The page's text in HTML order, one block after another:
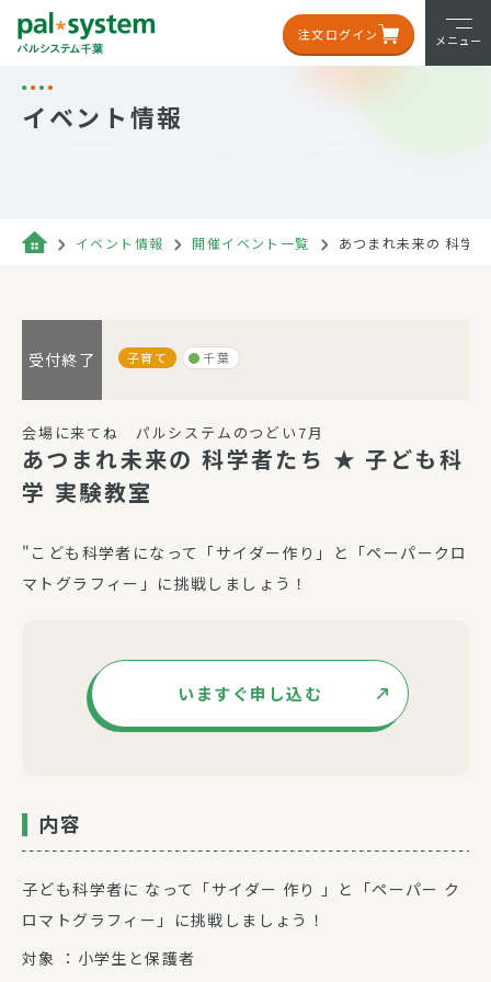
注文ログイン メニュー
イベント情報
イベント情報 開催イベント一覧 あつまれ未来の 科学
受付終了 子育て 千葉
会場に来てね パルシステムのつどい7月
あつまれ未来の 科学者たち ★ 子ども科
学 実験教室
"こども科学者になって「サイダー作り」と「ペーパークロ
マトグラフィー」に挑戦しましょう！
いますぐ申し込む
内容
子ども科学者に なって「サイダー 作り 」と「ペーパー ク
ロマトグラフィー」に挑戦しましょう！
対象 ：小学生と保護者